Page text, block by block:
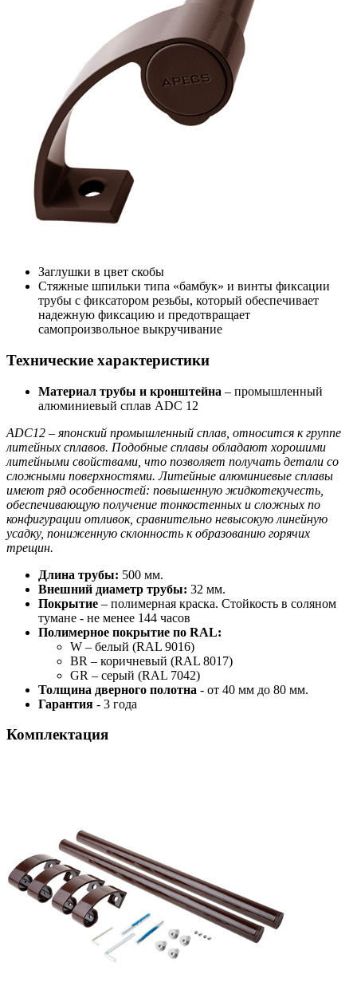
Заглушки в цвет скобы
Стяжные шпильки типа «бамбук» и винты фиксации
трубы с фиксатором резьбы, который обеспечивает
надежную фиксацию и предотвращает
самопроизвольное выкручивание
Технические характеристики
Материал трубы и кронштейна – промышленный
алюминиевый сплав ADC 12
ADC12 – японский промышленный сплав, относится к группе
литейных сплавов. Подобные сплавы обладают хорошими
литейными свойствами, что позволяет получать детали со
сложными поверхностями. Литейные алюминиевые сплавы
имеют ряд особенностей: повышенную жидкотекучесть,
обеспечивающую получение тонкостенных и сложных по
конфигурации отливок, сравнительно невысокую линейную
усадку, пониженную склонность к образованию горячих
трещин.
Длина трубы: 500 мм.
Внешний диаметр трубы: 32 мм.
Покрытие – полимерная краска. Стойкость в соляном
тумане - не менее 144 часов
Полимерное покрытие по RAL:
W – белый (RAL 9016)
BR – коричневый (RAL 8017)
GR – серый (RAL 7042)
Толщина дверного полотна - от 40 мм до 80 мм.
Гарантия - 3 года
Комплектация